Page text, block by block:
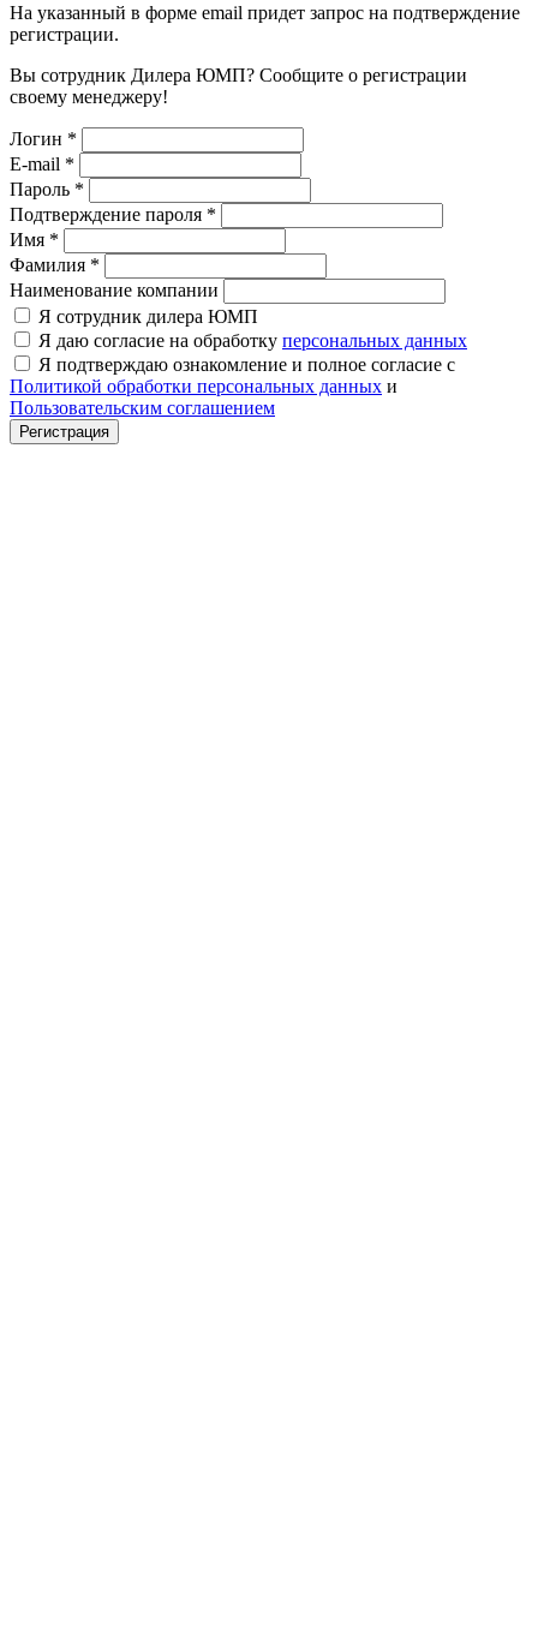
На указанный в форме email придет запрос на подтверждение
регистрации.
Вы сотрудник Дилера ЮМП? Сообщите о регистрации
своему менеджеру!
Логин *
E-mail *
Пароль *
Подтверждение пароля *
Имя *
Фамилия *
Наименование компании
Я сотрудник дилера ЮМП
Я даю согласие на обработку персональных данных
Я подтверждаю ознакомление и полное согласие с
Политикой обработки персональных данных и
Пользовательским соглашением
Регистрация